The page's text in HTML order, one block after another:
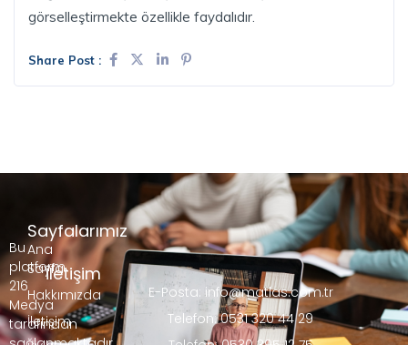
görselleştirmekte özellikle faydalıdır.
Share Post :
Bu
platform,
216
Medya
tarafından
Sayfalarımız
Ana
Sayfa
Hakkımızda
İletişim
İletişim
E-Posta: info@matlas.com.tr
Telefon: 0531 320 44 29